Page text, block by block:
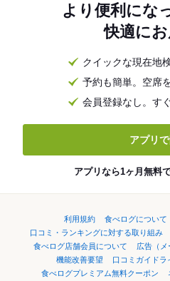
より便利にな
快適に
クイックな現在地
予約も簡単。空席
会員登録なし。す
アプリで
アプリなら1ヶ月無料
利用規約 食べログについて
口コミ・ランキングに対する取り組み
食べログ店舗会員について
広告（
機能改善要望
口コミガイドラ
食べログプレミアム無料クーポン